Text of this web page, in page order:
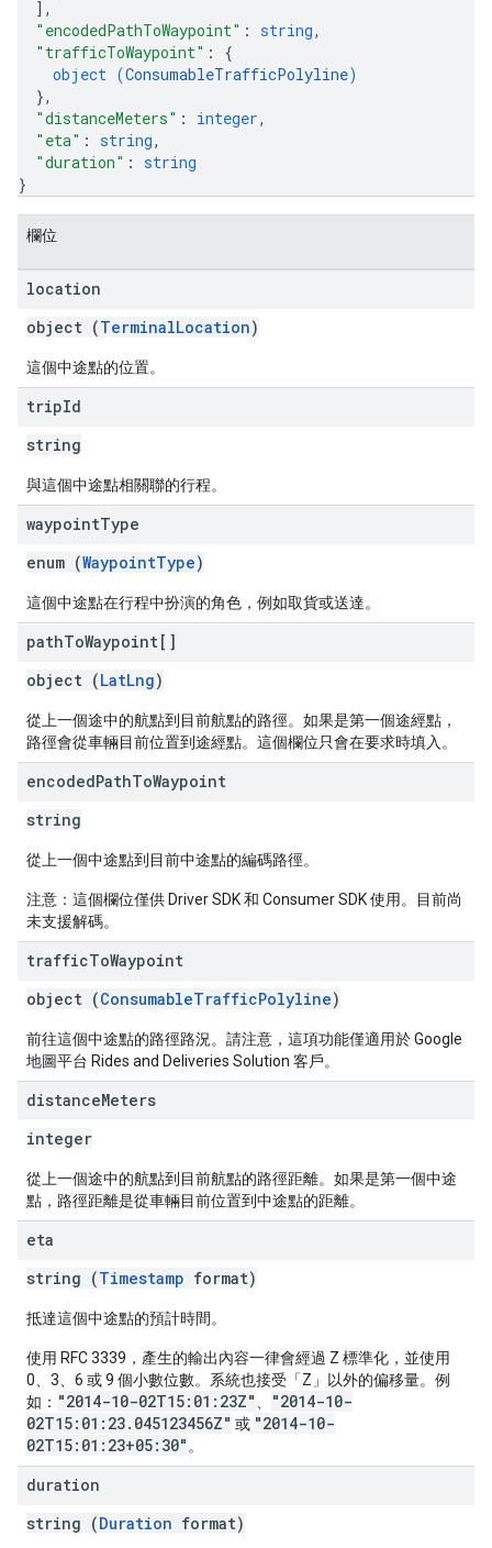
] ,
"encodedPathToWaypoint" : string,
"trafficToWaypoint" : {
object (ConsumableTrafficPolyline)
},
"distanceMeters" : integer,
"eta" : string,
"duration" : string
}
欄位
location
object (TerminalLocation)
這個中途點的位置。
tripId
string
與這個中途點相關聯的行程。
waypointType
enum (WaypointType)
這個中途點在行程中扮演的角色，例如取貨或送達。
pathToWaypoint[]
object (LatLng)
從上一個途中的航點到目前航點的路徑。如果是第一個途經點，
路徑會從車輛目前位置到途經點。這個欄位只會在要求時填入。
encodedPathToWaypoint
string
從上一個中途點到目前中途點的編碼路徑。
注意：這個欄位僅供 Driver SDK 和 Consumer SDK 使用。目前尚
未支援解碼。
trafficToWaypoint
object (ConsumableTrafficPolyline)
前往這個中途點的路徑路況。請注意，這項功能僅適用於 Google
地圖平台 Rides and Deliveries Solution 客戶。
distanceMeters
integer
從上一個途中的航點到目前航點的路徑距離。如果是第一個中途
點，路徑距離是從車輛目前位置到中途點的距離。
eta
string (Timestamp format)
抵達這個中途點的預計時間。
使用 RFC 3339，產生的輸出內容一律會經過 Z 標準化，並使用
0、3、6 或 9 個小數位數。系統也接受「Z」以外的偏移量。例
如： "2014-10-02T15:01:23Z"
"2014-10-
02T15:01:23.045123456Z" 或 "2014-10-
02T15:01:23+05:30" 。
duration
string (Duration format)